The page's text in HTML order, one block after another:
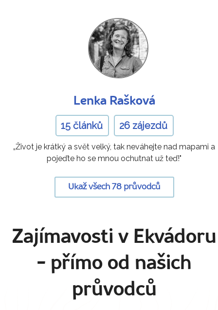
Lenka Rašková
15 článků 26 zájezdů
„Život je krátký a svět velký, tak neváhejte nad mapami a
pojeďte ho se mnou ochutnat už teď!"
Ukaž všech 78 průvodců
Zajímavosti v Ekvádoru
- přímo od našich
průvodců